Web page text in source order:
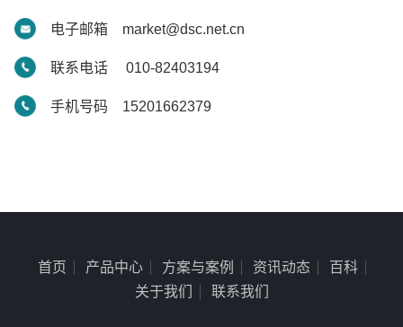
电子邮箱 market@dsc.net.cn
联系电话 010-82403194
手机号码 15201662379
首页 产品中心 方案与案例 资讯动态
百科
关于我们
联系我们